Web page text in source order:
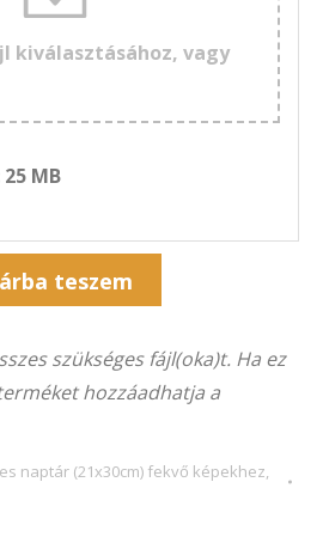
kiválasztásához, vagy
MB
teszem
szükséges fájl(oka)t. Ha ez
hozzáadhatja a
naptár (21x30cm) fekvő képekhez,